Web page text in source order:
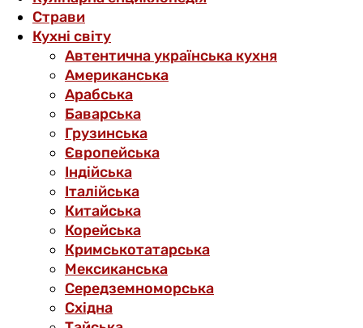
Страви
Кухні світу
Автентична українська кухня
Американська
Арабська
Баварська
Грузинська
Європейська
Індійська
Італійська
Китайська
Корейська
Кримськотатарська
Мексиканська
Середземноморська
Східна